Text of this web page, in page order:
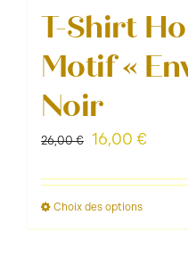
T-Shirt
Motif «
Noir
26,00€ Le
initial
était :
16,00 €Le
Choix des optionsCe